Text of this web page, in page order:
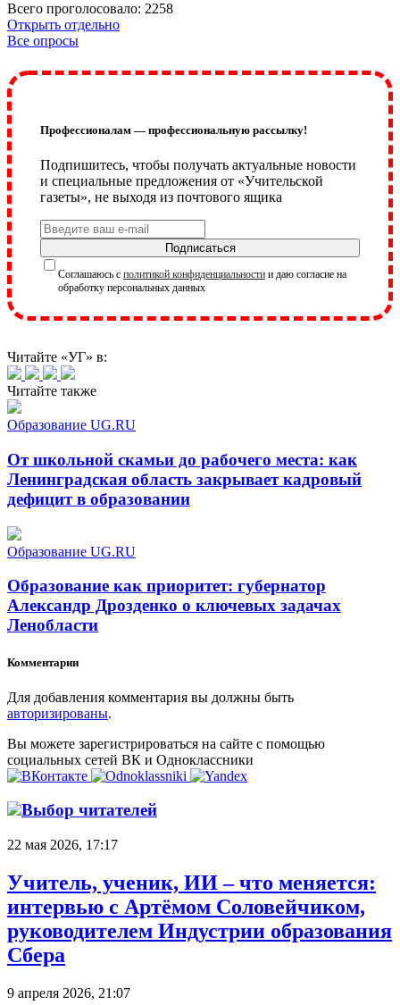
Всего проголосовало: 2258
Открыть отдельно
Все опросы
Профессионалам — профессиональную рассылку!
Подпишитесь, чтобы получать актуальные новости
и специальные предложения от «Учительской
газеты», не выходя из почтового ящика
Подписаться
Соглашаюсь с политикой конфиденциальности и даю согласие на
обработку персональных данных
Читайте «УГ» в:
Читайте также
Образование UG.RU
От школьной скамьи до рабочего места: как
Ленинградская область закрывает кадровый
дефицит в образовании
Образование UG.RU
Образование как приоритет: губернатор
Александр Дрозденко о ключевых задачах
Ленобласти
Комментарии
Для добавления комментария вы должны быть
авторизированы.
Вы можете зарегистрироваться на сайте с помощью
социальных сетей ВК и Одноклассники
Выбор читателей
22 мая 2026, 17:17
Учитель, ученик, ИИ – что меняется:
интервью с Артёмом Соловейчиком,
руководителем Индустрии образования
Сбера
9 апреля 2026, 21:07